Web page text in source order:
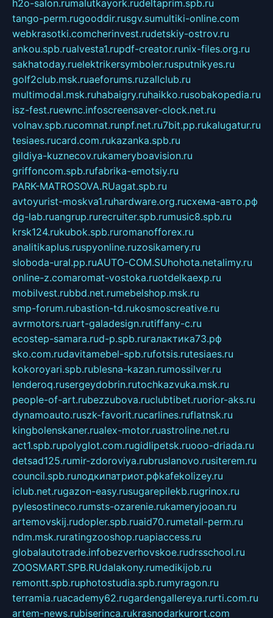
h2o-salon.rumalutkayork.rudeltaprim.spb.ru
tango-perm.rugooddir.rusgv.sumultiki-online.com
webkrasotki.comcherinvest.rudetskiy-ostrov.ru
ankou.spb.rualvesta1.rupdf-creator.runix-files.org.ru
sakhatoday.ruelektrikersymboler.rusputnikyes.ru
golf2club.msk.ruaeforums.ruzallclub.ru
multimodal.msk.ruhabaigry.ruhaikko.rusobakopedia.ru
isz-fest.ruewnc.infoscreensaver-clock.net.ru
volnav.spb.rucomnat.runpf.net.ru7bit.pp.rukalugatur.ru
tesiaes.rucard.com.rukazanka.spb.ru
gildiya-kuznecov.rukameryboavision.ru
griffoncom.spb.rufabrika-emotsiy.ru
PARK-MATROSOVA.RUagat.spb.ru
avtoyurist-moskva1.ruhardware.org.ruсхема-авто.рф
dg-lab.ruangrup.rurecruiter.spb.rumusic8.spb.ru
krsk124.rukubok.spb.ruromanofforex.ru
analitikaplus.ruspyonline.ruzosikamery.ru
sloboda-ural.pp.ruAUTO-COM.SUhohota.netalimy.ru
online-z.comaromat-vostoka.ruotdelkaexp.ru
mobilvest.rubbd.net.rumebelshop.msk.ru
smp-forum.rubastion-td.rukosmoscreative.ru
avrmotors.ruart-galadesign.rutiffany-c.ru
ecostep-samara.rud-p.spb.ruгалактика73.рф
sko.com.rudavitamebel-spb.rufotsis.rutesiaes.ru
kokoroyari.spb.rublesna-kazan.rumossilver.ru
lenderoq.rusergeydobrin.rutochkazvuka.msk.ru
people-of-art.rubezzubova.ruclubtibet.ruorior-aks.ru
dynamoauto.ruszk-favorit.rucarlines.ruflatnsk.ru
kingbolenskaner.rualex-motor.ruastroline.net.ru
act1.spb.rupolyglot.com.rugidlipetsk.ruooo-driada.ru
detsad125.rumir-zdoroviya.rubruslanovo.rusiterem.ru
council.spb.ruлодкипатриот.рфkafekolizey.ru
iclub.net.rugazon-easy.rusugarepilekb.rugrinox.ru
pylesostineco.rumsts-ozarenie.rukameryjooan.ru
artemovskij.rudopler.spb.ruaid70.rumetall-perm.ru
ndm.msk.ruratingzooshop.ruapiaccess.ru
globalautotrade.infobezverhovskoe.rudrsschool.ru
ZOOSMART.SPB.RUdalakony.rumedikijob.ru
remontt.spb.ruphotostudia.spb.rumyragon.ru
terramia.ruacademy62.rugardengallereya.rurti.com.ru
artem-news.rubiserinca.rukrasnodarkurort.com